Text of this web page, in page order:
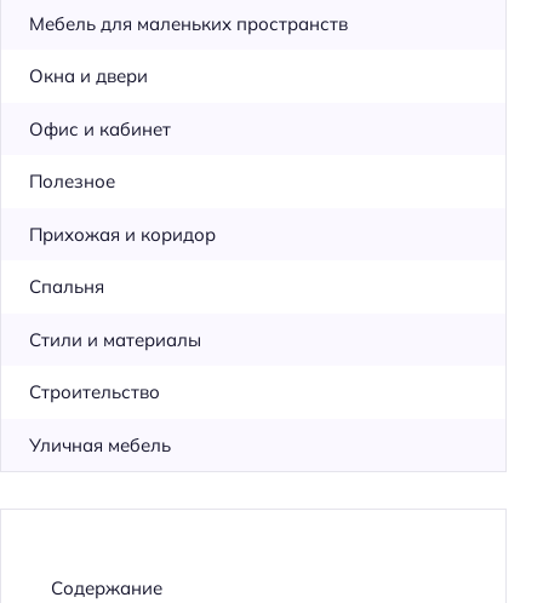
Мебель для маленьких пространств
Окна и двери
Офис и кабинет
Полезное
Прихожая и коридор
Спальня
Стили и материалы
Строительство
Уличная мебель
Содержание